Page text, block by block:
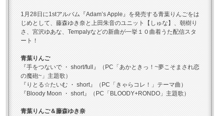
1月28日に1stアルバム『Adam’s Apple』を発売する青葉りんごをは
じめとして、藤森ゆき奈と上田朱音のユニット【しゅな】、朝樹り
さ、宮沢ゆあな、Tempalyなどの新曲が一挙１０曲着うた配信スタ
ート！
青葉りんご
『手をつないで ・ short/full』（PC「あかときっ！~夢こそまされ恋
の魔砲~」主題歌）
『りとる☆たいむ ・ short』（PC「きゃらコレ！」テーマ曲）
『Bloody Moon ・ short』（PC「BLOODY+RONDO」主題歌）
青葉りんご＆藤森ゆき奈